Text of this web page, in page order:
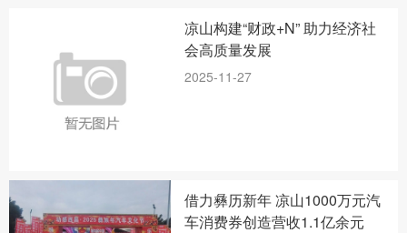
凉山构建“财政+N” 助力经济社
会高质量发展
2025-11-27
借力彝历新年 凉山1000万元汽
车消费券创造营收1.1亿余元